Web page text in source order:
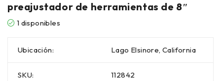
preajustador de herramientas de 8″
1 disponibles
Ubicación: Lago Elsinore, California
SKU: 112842